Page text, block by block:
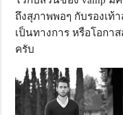
ถึงสุภาพพอๆ กับรองเท้
เป็นทางการ หรือโอกา
ครับ